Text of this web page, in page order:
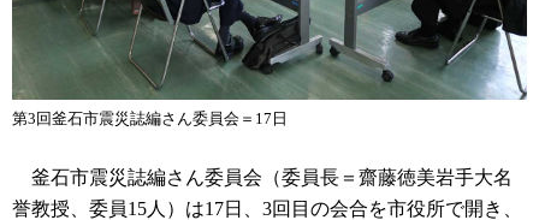
第3回釜石市震災誌編さん委員会＝17日
釜石市震災誌編さん委員会（委員長＝齋藤徳美岩手大名
誉教授、委員15人）は17日、3回目の会合を市役所で開き、